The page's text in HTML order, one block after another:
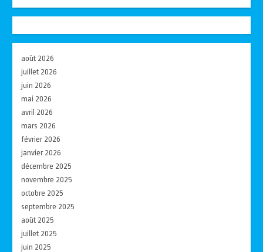
août 2026
juillet 2026
juin 2026
mai 2026
avril 2026
mars 2026
février 2026
janvier 2026
décembre 2025
novembre 2025
octobre 2025
septembre 2025
août 2025
juillet 2025
juin 2025